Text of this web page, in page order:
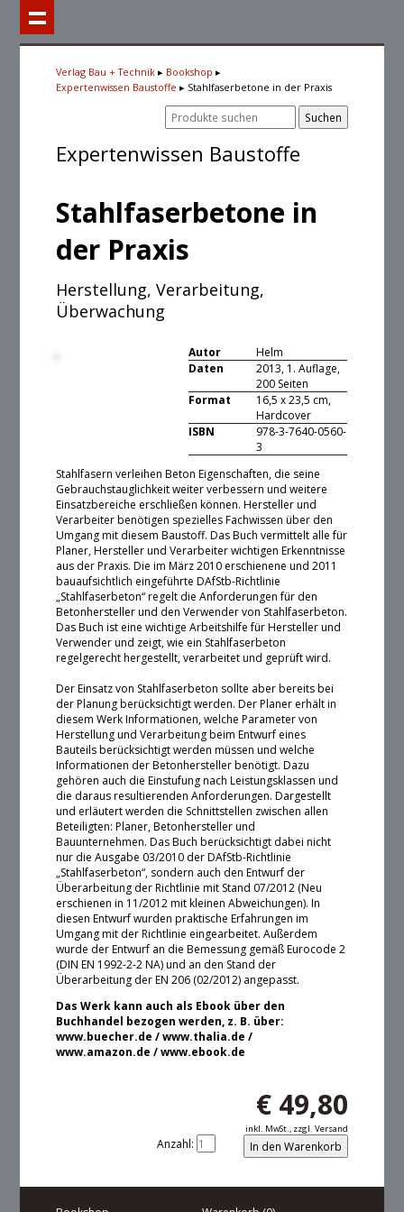
Verlag Bau + Technik
Bookshop
Expertenwissen Baustoffe
Stahlfaserbetone in der Praxis
Expertenwissen Baustoffe
Stahlfaserbetone in
der Praxis
Herstellung, Verarbeitung,
Überwachung
Autor
Helm
Daten
2013, 1. Auflage,
200 Seiten
Format
16,5 x 23,5 cm,
Hardcover
ISBN
978-3-7640-0560-
3
Stahlfasern verleihen Beton Eigenschaften, die seine
Gebrauchstauglichkeit weiter verbessern und weitere
Einsatzbereiche erschließen können. Hersteller und
Verarbeiter benötigen spezielles Fachwissen über den
Umgang mit diesem Baustoff. Das Buch vermittelt alle für
Planer, Hersteller und Verarbeiter wichtigen Erkenntnisse
aus der Praxis. Die im März 2010 erschienene und 2011
bauaufsichtlich eingeführte DAfStb-Richtlinie
„Stahlfaserbeton“ regelt die Anforderungen für den
Betonhersteller und den Verwender von Stahlfaserbeton.
Das Buch ist eine wichtige Arbeitshilfe für Hersteller und
Verwender und zeigt, wie ein Stahlfaserbeton
regelgerecht hergestellt, verarbeitet und geprüft wird.
Der Einsatz von Stahlfaserbeton sollte aber bereits bei
der Planung berücksichtigt werden. Der Planer erhält in
diesem Werk Informationen, welche Parameter von
Herstellung und Verarbeitung beim Entwurf eines
Bauteils berücksichtigt werden müssen und welche
Informationen der Betonhersteller benötigt. Dazu
gehören auch die Einstufung nach Leistungsklassen und
die daraus resultierenden Anforderungen. Dargestellt
und erläutert werden die Schnittstellen zwischen allen
Beteiligten: Planer, Betonhersteller und
Bauunternehmen. Das Buch berücksichtigt dabei nicht
nur die Ausgabe 03/2010 der DAfStb-Richtlinie
„Stahlfaserbeton“, sondern auch den Entwurf der
Überarbeitung der Richtlinie mit Stand 07/2012 (Neu
erschienen in 11/2012 mit kleinen Abweichungen). In
diesen Entwurf wurden praktische Erfahrungen im
Umgang mit der Richtlinie eingearbeitet. Außerdem
wurde der Entwurf an die Bemessung gemäß Eurocode 2
(DIN EN 1992-2-2 NA) und an den Stand der
Überarbeitung der EN 206 (02/2012) angepasst.
Das Werk kann auch als Ebook über den
Buchhandel bezogen werden, z. B. über:
www.buecher.de / www.thalia.de /
www.amazon.de / www.ebook.de
€49,80
inkl. MwSt., zzgl. Versand
Anzahl: